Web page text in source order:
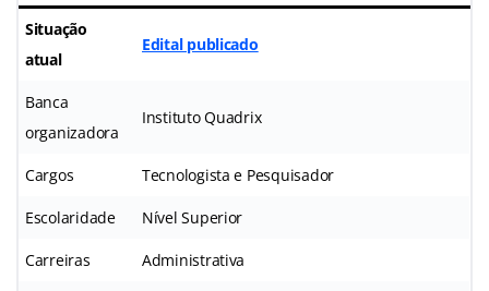
Situação
atual
Edital publicado
Banca
organizadora
Instituto Quadrix
Cargos Tecnologista e Pesquisador
Escolaridade Nível Superior
Carreiras Administrativa